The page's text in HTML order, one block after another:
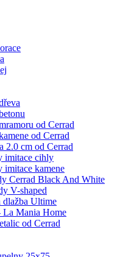
od Cerrad
od Cerrad
2.0 cm od Cerrad
imitace cihly
imitace kamene
Cerrad Black And White
V-shaped
dlažba Ultime
La Mania Home
od Cerrad